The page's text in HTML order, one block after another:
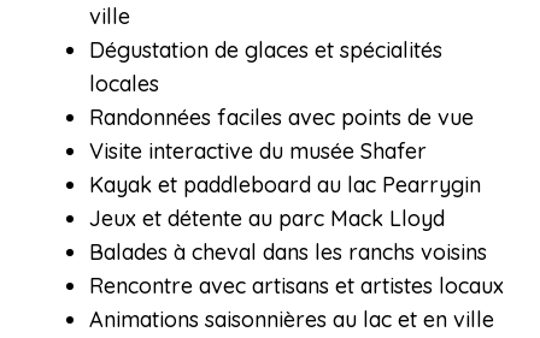
ville
Dégustation de glaces et spécialités
locales
Randonnées faciles avec points de vue
Visite interactive du musée Shafer
Kayak et paddleboard au lac Pearrygin
Jeux et détente au parc Mack Lloyd
Balades à cheval dans les ranchs voisins
Rencontre avec artisans et artistes locaux
Animations saisonnières au lac et en ville